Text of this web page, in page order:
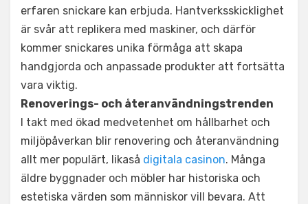
erfaren snickare kan erbjuda. Hantverksskicklighet
är svår att replikera med maskiner, och därför
kommer snickares unika förmåga att skapa
handgjorda och anpassade produkter att fortsätta
vara viktig.
Renoverings- och återanvändningstrenden
I takt med ökad medvetenhet om hållbarhet och
miljöpåverkan blir renovering och återanvändning
allt mer populärt, likaså digitala casinon. Många
äldre byggnader och möbler har historiska och
estetiska värden som människor vill bevara. Att